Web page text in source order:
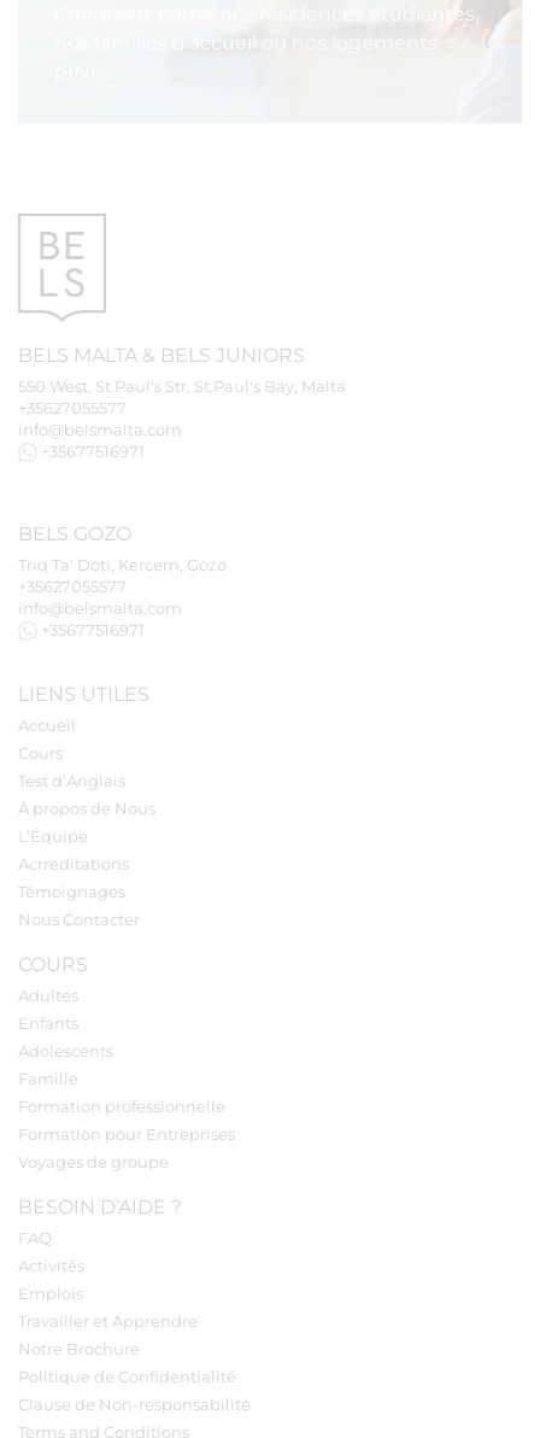
Choisissez parmi nos résidences étudiantes,
nos familles d’accueil ou nos logements
BELS MALTA & BELS JUNIORS
550 West, St.Paul's Str, St.Paul's Bay, Malta
+35627055577
info@belsmalta.com
+35677516971
BELS GOZO
Triq Ta' Doti, Kerċem, Gozo
+35627055577
info@belsmalta.com
+35677516971
LIENS UTILES
Accueil
Cours
Test d’Anglais
À propos de Nous
L’Équipe
Acrreditations
Témoignages
Nous Contacter
COURS
Adultes
Enfants
Adolescents
Famille
Formation professionnelle
Formation pour Entreprises
Voyages de groupe
BESOIN D’AIDE ?
FAQ
Activités
Emplois
Travailler et Apprendre
Notre Brochure
Politique de Confidentialité
Clause de Non-responsabilité
Terms and Conditions